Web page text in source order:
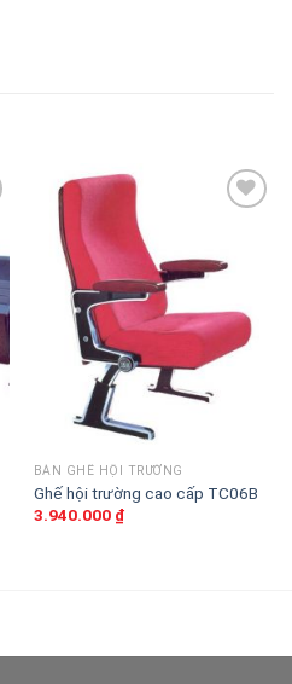
Thêm
phẩm
BÀN GHẾ HỘI TRƯỜNG
Ghế hội trường cao cấp TC06B
3.940.000 ₫